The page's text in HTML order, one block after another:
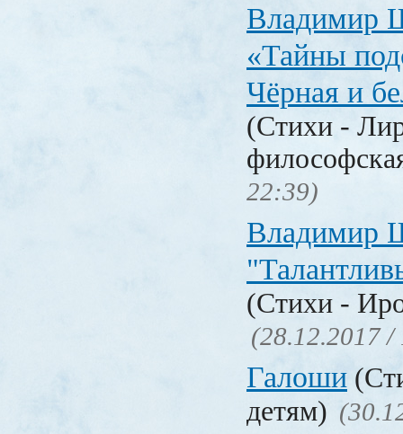
Владимир
«Тайны
Чёрная и
(Стихи -
22:39)
Владимир
(Стихи -
(28.12.2017 /
Галоши
детям)